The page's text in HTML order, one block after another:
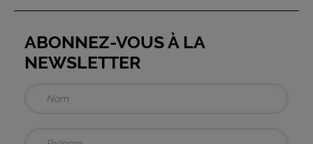
ABONNEZ-VOUS À LA
NEWSLETTER